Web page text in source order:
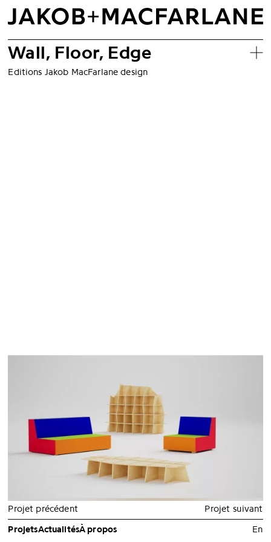
ProjetsActualitésÀ propos En
Wall, Floor, Edge
Editions Jakob MacFarlane design
Projet précédent Projet suivant